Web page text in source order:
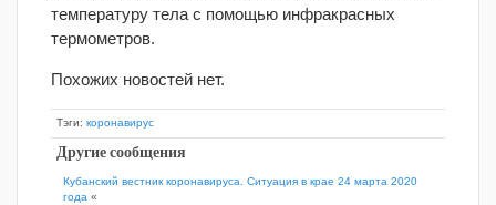
температуру тела с помощью инфракрасных
термометров.
Похожих новостей нет.
Тэги: коронавирус
Другие сообщения
Кубанский вестник коронавируса. Ситуация в крае 24 марта 2020
года «